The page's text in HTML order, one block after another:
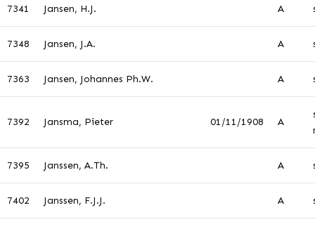
7341 Jansen, H.J. A
7348 Jansen, J.A. A
7363 Jansen, Johannes Ph.W. A
7392 Jansma, Pieter 01/11/1908 A
7395 Janssen, A.Th. A
7402 Janssen, F.J.J. A